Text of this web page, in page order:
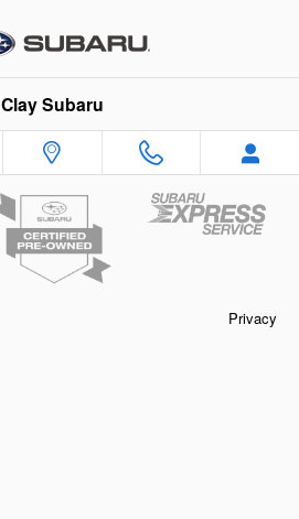
Clay Subaru
Privacy